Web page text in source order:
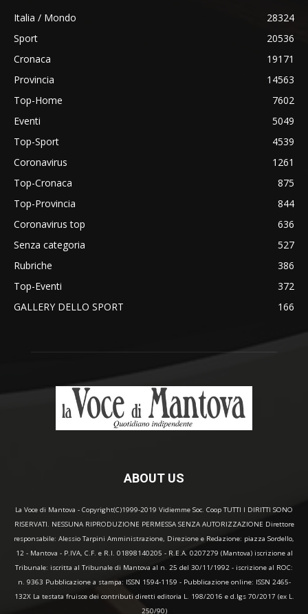
Italia / Mondo
28324
Sport
20536
Cronaca
19171
Provincia
14563
Top-Home
7602
Eventi
5049
Top-Sport
4539
Coronavirus
1261
Top-Cronaca
875
Top-Provincia
844
Coronavirus top
636
Senza categoria
527
Rubriche
386
Top-Eventi
372
GALLERY DELLO SPORT
166
ABOUT US
La Voce di Mantova - Copyright(C)1999-2019 Vidiemme Soc. Coop TUTTI I DIRITTI SONO
RISERVATI. NESSUNA RIPRODUZIONE PERMESSA SENZA AUTORIZZAZIONE Direttore
responsabile: Alessio Tarpini Amministrazione, Direzione e Redazione: piazza Sordello,
12 - Mantova - P.IVA, C.F. e R.I. 01898140205 - R.E.A. 0207279 (Mantova) iscrizione al
Tribunale: iscritta al Tribunale di Mantova al n. 25 del 30/11/1992 - iscrizione al ROC:
n. 9363 Pubblicazione a stampa: ISSN 1594-1159 - Pubblicazione online: ISSN 2465-
132X La testata fruisce dei contributi diretti editoria L. 198/2016 e d.lgs 70/2017 (ex L.
250/90)